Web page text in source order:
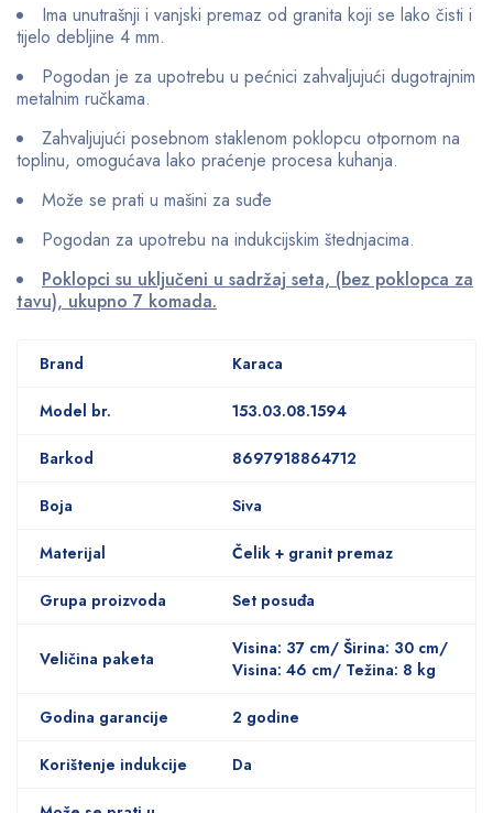
Ima unutrašnji i vanjski premaz od granita koji se lako čisti i
tijelo debljine 4 mm.
Pogodan je za upotrebu u pećnici zahvaljujući dugotrajnim
metalnim ručkama.
Zahvaljujući posebnom staklenom poklopcu otpornom na
toplinu, omogućava lako praćenje procesa kuhanja.
Može se prati u mašini za suđe
Pogodan za upotrebu na indukcijskim štednjacima.
Poklopci su uključeni u sadržaj seta, (bez poklopca za
tavu), ukupno 7 komada.
Brand Karaca
Model br. 153.03.08.1594
Barkod 8697918864712
Boja Siva
Materijal Čelik + granit premaz
Grupa proizvoda Set posuđa
Veličina paketa
Visina: 37 cm/ Širina: 30 cm/
Visina: 46 cm/ Težina: 8 kg
Godina garancije 2 godine
Korištenje indukcije Da